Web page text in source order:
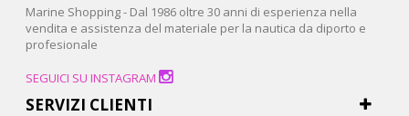
Marine Shopping - Dal 1986 oltre 30 anni di esperienza nella
vendita e assistenza del materiale per la nautica da diporto e
profesionale
SEGUICI SU INSTAGRAM
SERVIZI CLIENTI